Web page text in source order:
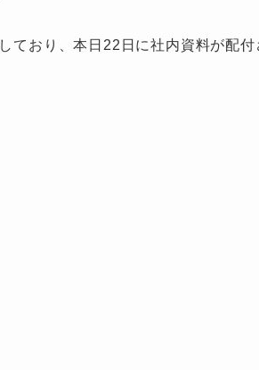
ており、本日22日に社内資料が配